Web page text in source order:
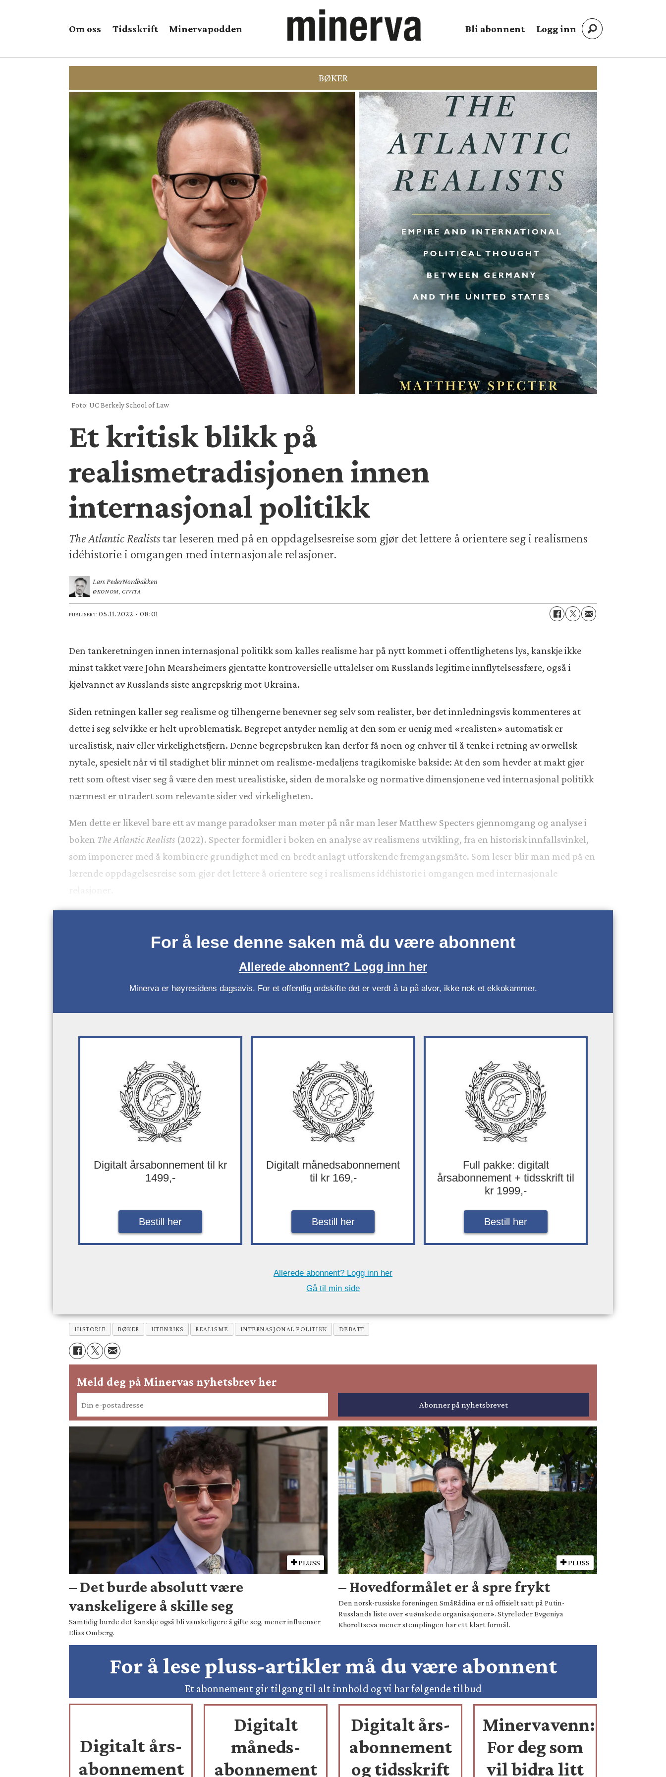
Om oss Tidsskrift Minervapodden Bli abonnent Logg inn
BØKER
Foto: UC Berkely School of Law
Et kritisk blikk på
realismetradisjonen innen
internasjonal politikk
The Atlantic Realiststar leseren med på en oppdagelsesreise som gjør det lettere å orientere seg i realismens
idéhistorie i omgangen med internasjonale relasjoner.
Lars PederNordbakken
ØKONOM, CIVITA
PUBLISERT 05.11.2022 - 08:01
Den tankeretningen innen internasjonal politikk som kalles realisme har på nytt kommet i offentlighetens lys, kanskje ikke
minst takket være John Mearsheimers gjentatte kontroversielle uttalelser om Russlands legitime innflytelsessfære, også i
kjølvannet av Russlands siste angrepskrig mot Ukraina.
Siden retningen kaller seg realisme og tilhengerne benevner seg selv som realister, bør det innledningsvis kommenteres at
dette i seg selv ikke er helt uproblematisk. Begrepet antyder nemlig at den som er uenig med «realisten» automatisk er
urealistisk, naiv eller virkelighetsfjern. Denne begrepsbruken kan derfor få noen og enhver til å tenke i retning av orwellsk
nytale, spesielt når vi til stadighet blir minnet om realisme-medaljens tragikomiske bakside: At den som hevder at makt gjør
rett som oftest viser seg å være den mest urealistiske, siden de moralske og normative dimensjonene ved internasjonal politikk
nærmest er utradert som relevante sider ved virkeligheten.
Men dette er likevel bare ett av mange paradokser man møter på når man leser Matthew Specters gjennomgang og analyse i
boken The Atlantic Realists (2022). Specter formidler i boken en analyse av realismens utvikling, fra en historisk innfallsvinkel,
som imponerer med å kombinere grundighet med en bredt anlagt utforskende fremgangsmåte. Som leser blir man med på en
lærende oppdagelsesreise som gjør det lettere å orientere seg i realismens idéhistorie i omgangen med internasjonale
For å lese denne saken må du være abonnent
Allerede abonnent? Logg inn her
Minerva er høyresidens dagsavis. For et offentlig ordskifte det er verdt å ta på alvor, ikke nok et ekkokammer.
Digitalt årsabonnement til kr
1499,-
Bestill her
Digitalt månedsabonnement
til kr 169,-
Bestill her
Full pakke: digitalt
årsabonnement + tidsskrift til
kr 1999,-
Bestill her
Allerede abonnent? Logg inn her
Gå til min side
HISTORIE BØKER UTENRIKS REALISME INTERNASJONAL POLITIKK DEBATT
Meld deg på Minervas nyhetsbrev her
PLUSS
– Det burde absolutt være
vanskeligere å skille seg
Samtidig burde det kanskje også bli vanskeligere å gifte seg, mener influenser
Elias Omberg.
PLUSS
– Hovedformålet er å spre frykt
Den norsk-russiske foreningen SmåRådina er nå offisielt satt på Putin-
Russlands liste over «uønskede organisasjoner». Styreleder Evgeniya
Khoroltseva mener stemplingen har ett klart formål.
For å lese pluss-artikler må du være abonnent
Et abonnement gir tilgang til alt innhold og vi har følgende tilbud
Digitalt års-
abonnement
Digitalt
måneds-
abonnement
Digitalt års-
abonnement
og tidsskrift
Minervavenn:
For deg som
vil bidra litt